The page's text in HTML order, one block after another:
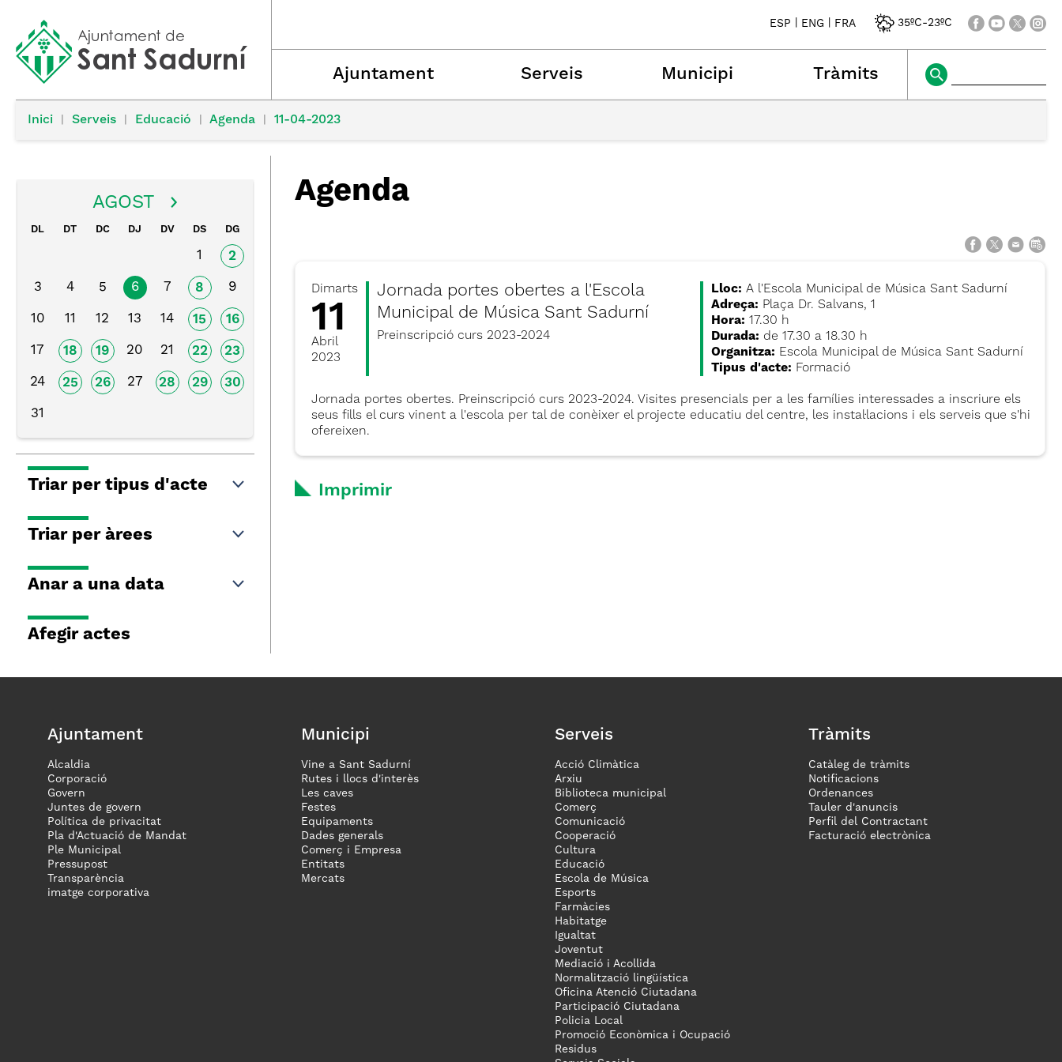
ESP ENG FRA 35ºC-23ºC
Ajuntament Serveis Municipi Tràmits
Inici Serveis Educació Agenda 11-04-2023
AGOST
DL DT DC DJ DV DS DG
1 2
3 4 5 6 7 8 9
10 11 12 13 14 15 16
17 18 19 20 21 22 23
24 25 26 27 28 29 30
31
Triar per tipus d'acte
Triar per àrees
Anar a una data
Afegir actes
Agenda
Dimarts
11
Abril
2023
Jornada portes obertes a l'Escola
Municipal de Música Sant Sadurní
Preinscripció curs 2023-2024
Lloc: A l'Escola Municipal de Música Sant Sadurní
Adreça: Plaça Dr. Salvans, 1
Hora: 17.30 h
Durada: de 17.30 a 18.30 h
Organitza: Escola Municipal de Música Sant Sadurní
Tipus d'acte: Formació
Jornada portes obertes. Preinscripció curs 2023-2024. Visites presencials per a les famílies interessades a inscriure els
seus fills el curs vinent a l'escola per tal de conèixer el projecte educatiu del centre, les instal·lacions i els serveis que s'hi
ofereixen.
Imprimir
Ajuntament
Alcaldia
Corporació
Govern
Juntes de govern
Política de privacitat
Pla d'Actuació de Mandat
Ple Municipal
Pressupost
Transparència
imatge corporativa
Municipi
Vine a Sant Sadurní
Rutes i llocs d'interès
Les caves
Festes
Equipaments
Dades generals
Comerç i Empresa
Entitats
Mercats
Serveis
Acció Climàtica
Arxiu
Biblioteca municipal
Comerç
Comunicació
Cooperació
Cultura
Educació
Escola de Música
Esports
Farmàcies
Habitatge
Igualtat
Joventut
Mediació i Acollida
Normalització lingüística
Oficina Atenció Ciutadana
Participació Ciutadana
Policia Local
Promoció Econòmica i Ocupació
Residus
Tràmits
Catàleg de tràmits
Notificacions
Ordenances
Tauler d'anuncis
Perfil del Contractant
Facturació electrònica